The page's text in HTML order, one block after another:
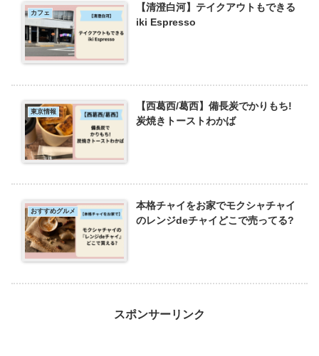
カフェ
【清澄白河】テイクアウトもできる
iki Espresso
東京情報
【西葛西/葛西】備長炭でかりもち!
炭焼きトーストわかば
おすすめグルメ
本格チャイをお家でモクシャチャイ
のレンジdeチャイどこで売ってる?
スポンサーリンク